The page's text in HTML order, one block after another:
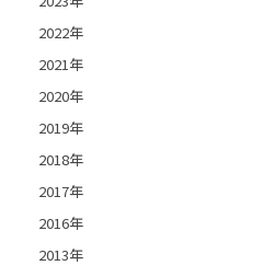
2022年
2021年
2020年
2019年
2018年
2017年
2016年
2013年